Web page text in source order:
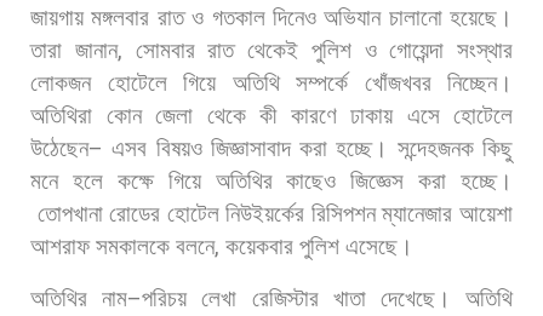
জায়গায় মঙ্গলবার রাত ও গতকাল দিনেও অভিযান চালানো হয়েছে।
তারা জানান, সোমবার রাত থেকেই পুলিশ ও গোয়েন্দা সংস্থার
লোকজন
হোটেলে গিয়ে অতিথি সম্পর্কে খোঁজখবর
নিচ্ছেন।
অতিথিরা কোন জেলা থেকে কী কারণে ঢাকায় এসে হোটেলে
উঠেছেন–এসব বিষয়ও জিজ্ঞাসাবাদ করা হচ্ছে। সন্দেহজনক কিছু
মনে হলে কক্ষে গিয়ে অতিথির কাছেও জিজ্ঞেস করা হচ্ছে।
তোপখানা রোডের হোটেল নিউইয়র্কের রিসিপশন ম্যানেজার আয়েশা
আশরাফ সমকালকে বলনে, কয়েকবার পুলিশ এসেছে।
অতিথির নাম–পরিচয় লেখা রেজিস্টার খাতা দেখেছে।
অতিথি